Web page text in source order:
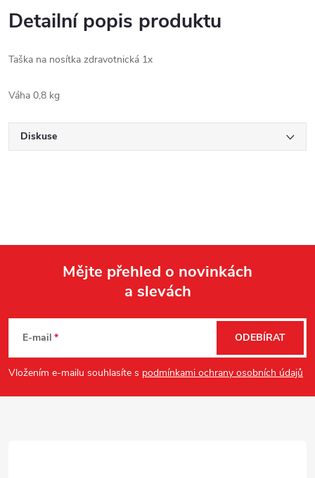
Detailní popis produktu
Taška na nosítka zdravotnická 1x
Váha 0,8 kg
Diskuse
p
a
Mějte přehled o novinkách
a slevách
E-mail
Vložením e-mailu souhlasíte s podmínkami ochrany osobních údajů
ODEBÍRAT